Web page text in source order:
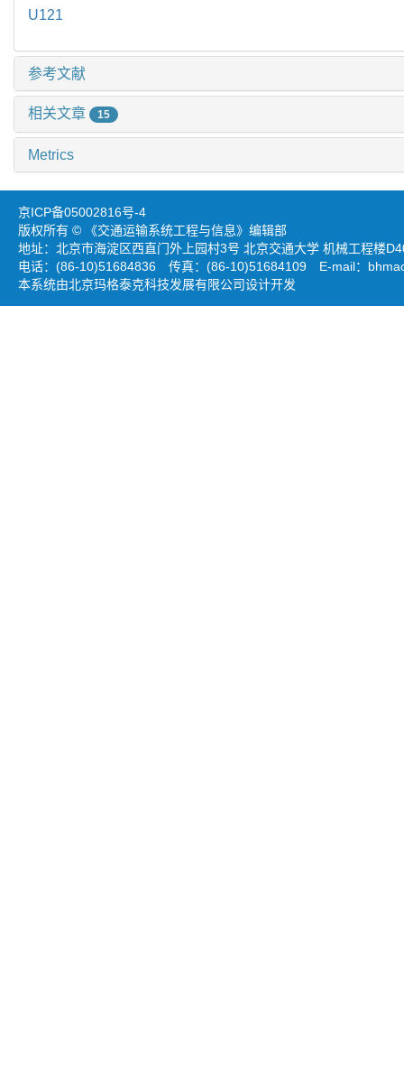
U121
参考文献
相关文章 15
Metrics
京ICP备05002816号-4
版权所有 © 《交通运输系统工程与信息》编辑部
地址：北京市海淀区西直门外上园村3号 北京交通大学 机械工程楼
电话：(86-10)51684836 传真：(86-10)51684109 E-mail：
本系统由北京玛格泰克科技发展有限公司设计开发